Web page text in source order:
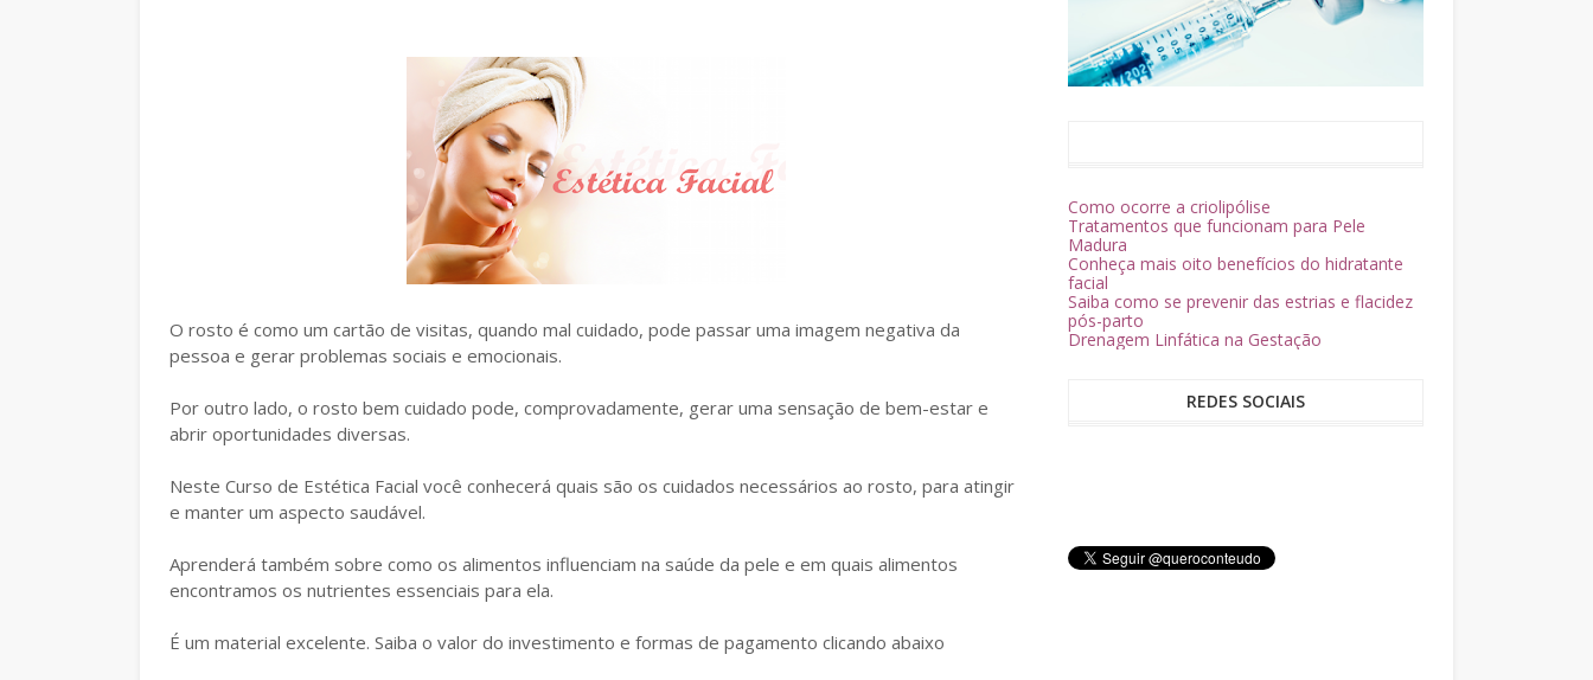
O rosto é como um cartão de visitas, quando mal cuidado, pode passar uma imagem negativa da
pessoa e gerar problemas sociais e emocionais.
Por outro lado, o rosto bem cuidado pode, comprovadamente, gerar uma sensação de bem-estar e
abrir oportunidades diversas.
Neste Curso de Estética Facial você conhecerá quais são os cuidados necessários ao rosto, para atingir
e manter um aspecto saudável.
Aprenderá também sobre como os alimentos influenciam na saúde da pele e em quais alimentos
encontramos os nutrientes essenciais para ela.
É um material excelente. Saiba o valor do investimento e formas de pagamento clicando abaixo
Como ocorre a criolipólise
Tratamentos que funcionam para Pele
Madura
Conheça mais oito benefícios do hidratante
facial
Saiba como se prevenir das estrias e flacidez
pós-parto
Drenagem Linfática na Gestação
REDES SOCIAIS